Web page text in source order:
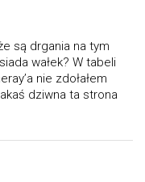
są drgania na tym
wałek? W tabeli
nie zdołałem
dziwna ta strona